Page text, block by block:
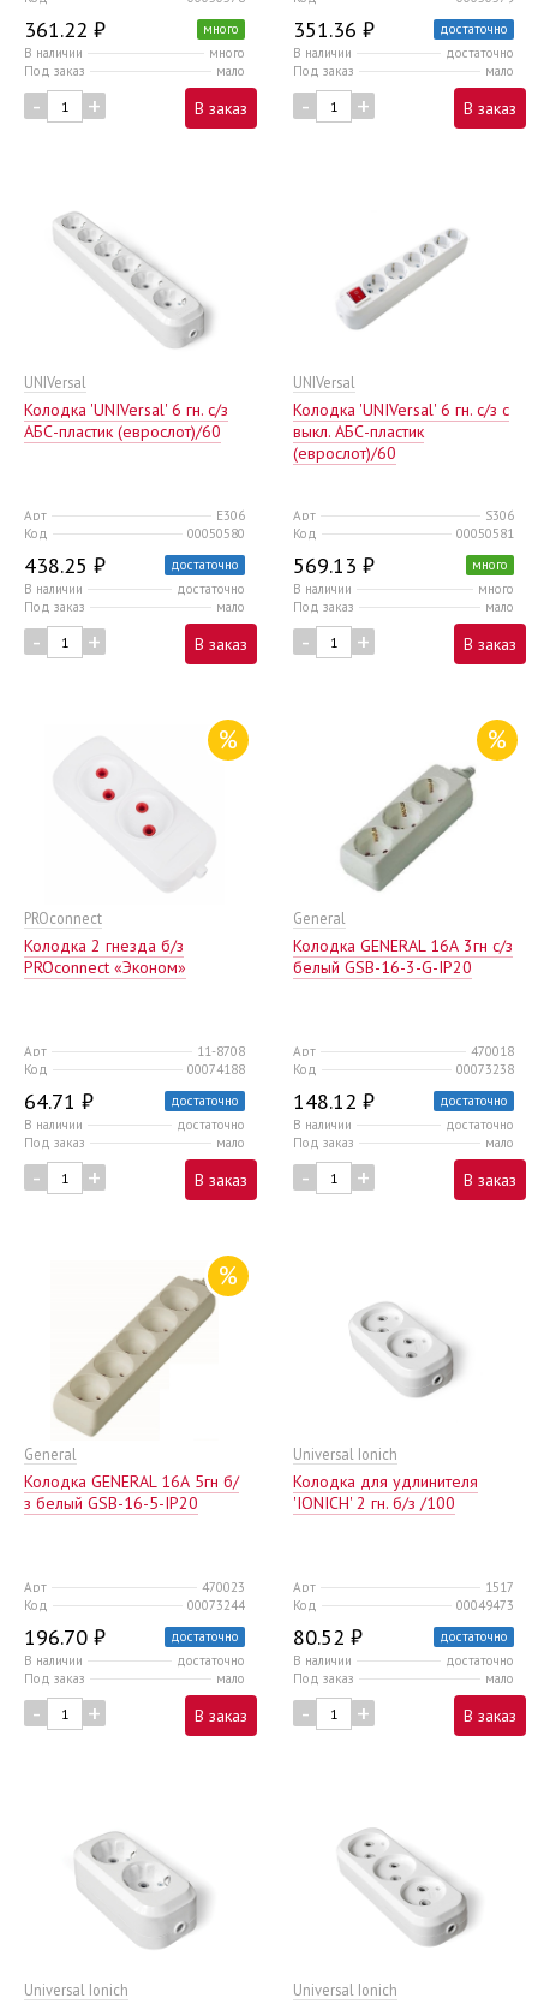
361.22 ₽
много
В наличии
много
Под заказ
мало
- + В заказ
351.36 ₽
достаточно
В наличии
достаточно
Под заказ
мало
- + В заказ
UNIVersal
Колодка 'UNIVersal' 6 гн. с/з
AБС-пластик (еврослот)/60
Арт
E306
Код
00050580
438.25 ₽
достаточно
В наличии
достаточно
Под заказ
мало
- + В заказ
UNIVersal
Колодка 'UNIVersal' 6 гн. с/з с
выкл. AБС-пластик
(еврослот)/60
Арт
S306
Код
00050581
569.13 ₽
много
В наличии
много
Под заказ
мало
- + В заказ
%
PROconnect
Колодка 2 гнезда б/з
PROconnect «Эконом»
Арт
11-8708
Код
00074188
64.71 ₽
достаточно
В наличии
достаточно
Под заказ
мало
- + В заказ
%
General
Колодка GENERAL 16А 3гн с/з
белый GSB-16-3-G-IP20
Арт
470018
Код
00073238
148.12 ₽
достаточно
В наличии
достаточно
Под заказ
мало
- + В заказ
%
General
Колодка GENERAL 16А 5гн б/
з белый GSB-16-5-IP20
Арт
470023
Код
00073244
196.70 ₽
достаточно
В наличии
достаточно
Под заказ
мало
- + В заказ
Universal Ionich
Колодка для удлинителя
'IONICH' 2 гн. б/з /100
Арт
1517
Код
00049473
80.52 ₽
достаточно
В наличии
достаточно
Под заказ
мало
- + В заказ
Universal Ionich Universal Ionich